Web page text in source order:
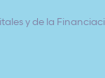
y de la